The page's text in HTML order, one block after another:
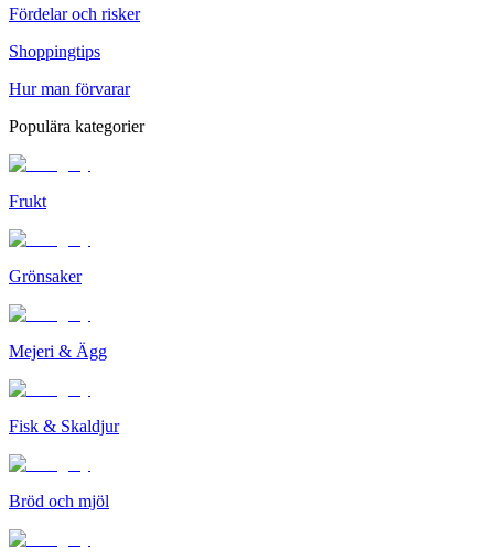
Fördelar och risker
Shoppingtips
Hur man förvarar
Populära kategorier
Frukt
Grönsaker
Mejeri & Ägg
Fisk & Skaldjur
Bröd och mjöl